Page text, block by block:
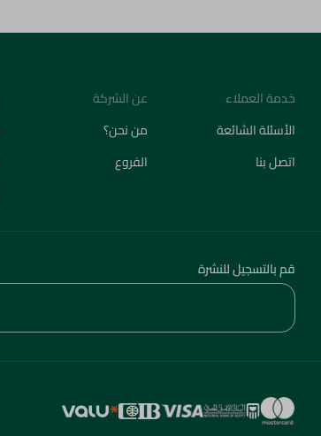
خدمة العملاء
الأسئلة الشائعة
اتصل بنا
عن الشركة
من نحن؟
الفروع
قم بالتسجيل للنشرة